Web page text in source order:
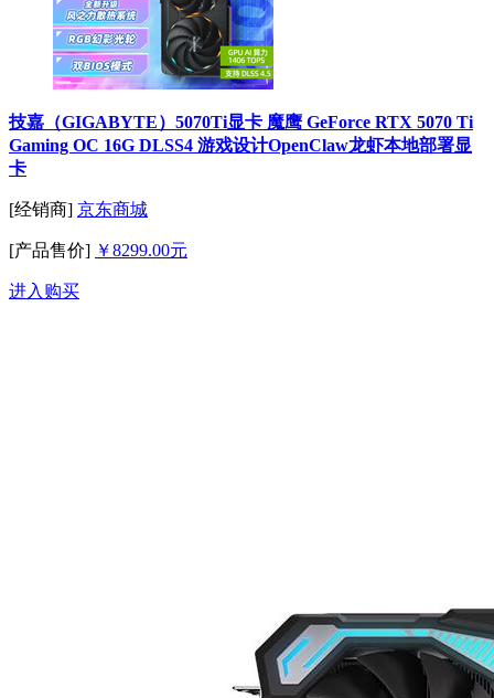
技嘉（GIGABYTE）5070Ti显卡 魔鹰 GeForce RTX 5070 Ti
Gaming OC 16G DLSS4 游戏设计OpenClaw龙虾本地部署显
卡
[经销商] 京东商城
[产品售价] ￥8299.00元
进入购买